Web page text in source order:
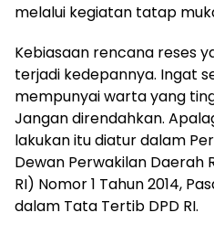
melalui kegiatan tatap
Kebiasaan rencana reses
terjadi kedepannya. Ingat
mempunyai warta yang
Jangan direndahkan.
lakukan itu diatur dalam
Dewan Perwakilan Daerah
RI) Nomor 1 Tahun 2014,
dalam Tata Tertib DPD RI.